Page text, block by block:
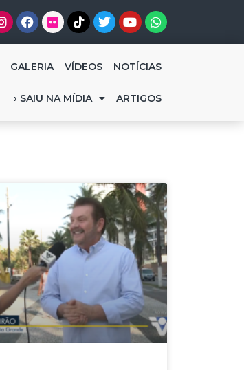
GALERIA VÍDEOS NOTÍCIAS
› SAIU NA MÍDIA ARTIGOS